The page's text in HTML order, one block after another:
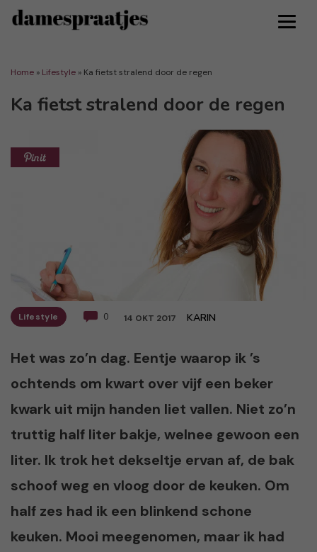
Home » Lifestyle » Ka fietst stralend door de regen
Ka fietst stralend door de regen
Lifestyle 0 14 OKT 2017 KARIN
Het was zo’n dag. Eentje waarop ik ’s
ochtends om kwart over vijf een beker
kwark uit mijn handen liet vallen. Niet zo’n
truttig half liter bakje, welnee gewoon een
liter. Ik trok het dekseltje ervan af, de bak
schoof weg en vloog door de keuken. Om
half zes had ik een blinkend schone
keuken. Mooi meegenomen, maar ik had